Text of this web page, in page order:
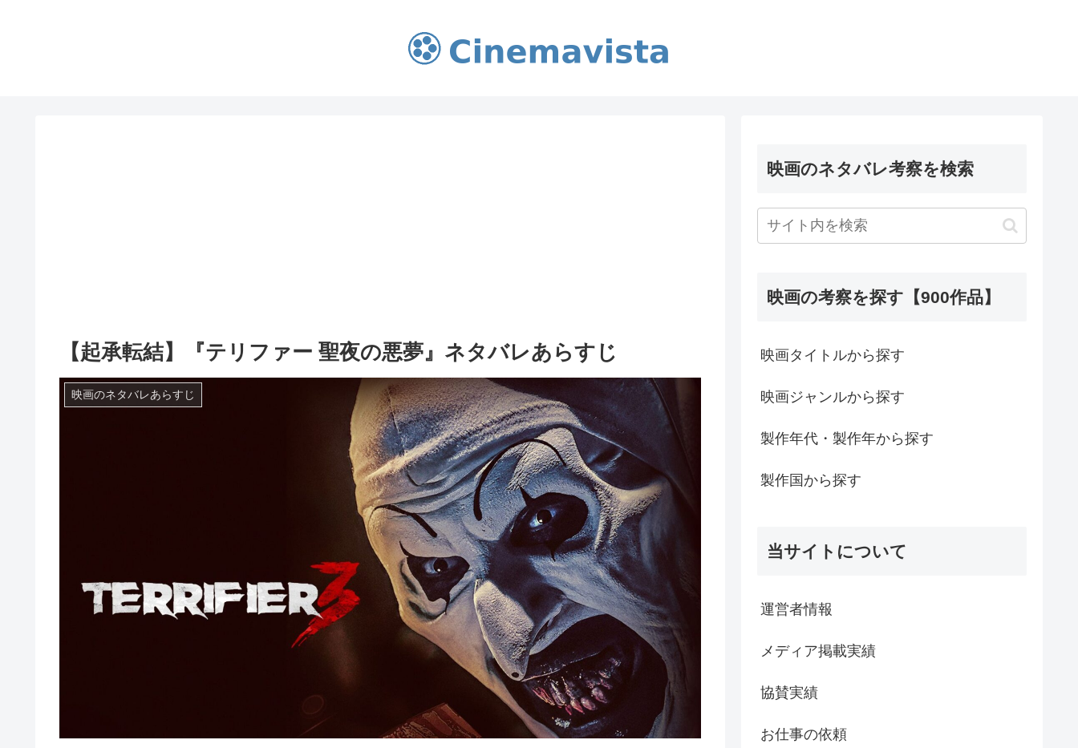
【起承転結】『テリファー 聖夜の悪夢』ネタバレあらすじ
映画のネタバレあらすじ
映画のネタバレ考察を検索
映画の考察を探す【900作品】
映画タイトルから探す
映画ジャンルから探す
製作年代・製作年から探す
製作国から探す
当サイトについて
運営者情報
メディア掲載実績
協賛実績
お仕事の依頼